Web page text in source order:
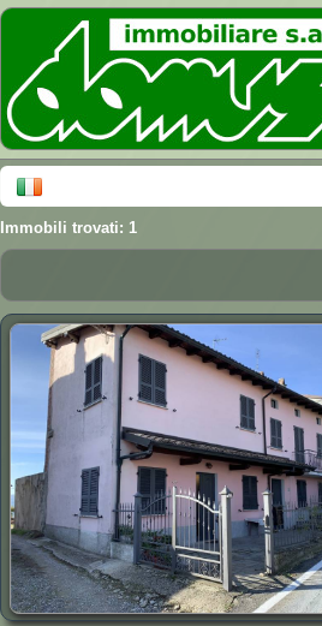
Immobili trovati: 1